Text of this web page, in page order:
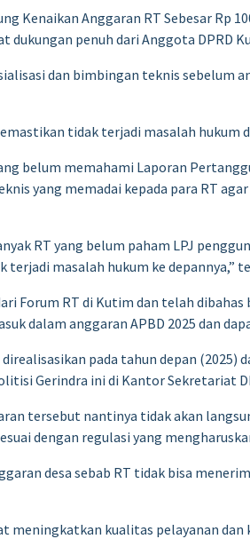
Kenaikan Anggaran RT Sebesar Rp
dukungan penuh dari Anggota DPRD
dan bimbingan teknis
tidak terjadi masalah
belum memahami Laporan
yang memadai kepada para RT
RT yang belum paham LPJ
masalah hukum ke depannya,”
Forum RT di Kutim dan telah
dalam anggaran APBD 2025 dan
pada tahun depan
Gerindra ini di Kantor Sekretariat
tersebut nantinya tidak akan
dengan regulasi yang
desa sebab RT tidak bisa
meningkatkan kualitas pelayanan